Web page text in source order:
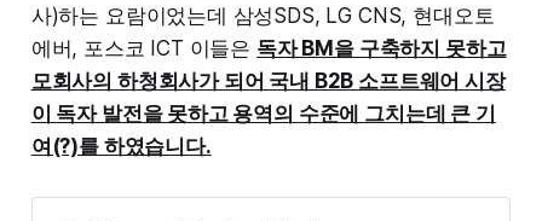
사)하는 요람이었는데 삼성SDS, LG CNS, 현대오토
에버, 포스코 ICT 이들은 독자 BM을 구축하지 못하고
모회사의 하청회사가 되어 국내 B2B 소프트웨어 시장
이 독자 발전을 못하고 용역의 수준에 그치는데 큰 기
여(?)를 하였습니다.